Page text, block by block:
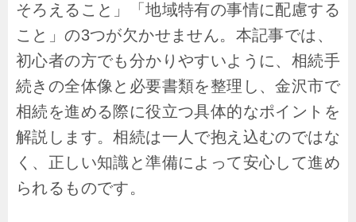
そろえること」「地域特有の事情に配慮する
こと」の3つが欠かせません。本記事では、
初心者の方でも分かりやすいように、相続手
続きの全体像と必要書類を整理し、金沢市で
相続を進める際に役立つ具体的なポイントを
解説します。相続は一人で抱え込むのではな
く、正しい知識と準備によって安心して進め
られるものです。